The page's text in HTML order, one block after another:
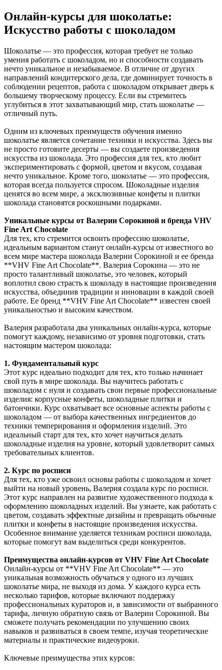
Онлайн-курсы для шоколатье:
Искусство работы с шоколадом
Шоколатье — это профессия, которая требует не только
умения работать с шоколадом, но и способности создавать
нечто уникальное и незабываемое. В отличие от других
направлений кондитерского дела, где доминирует точность в
соблюдении рецептов, работа с шоколадом открывает дверь к
большему творческому процессу. Если вы стремитесь
углубиться в этот захватывающий мир, стать шоколатье —
отличный путь.
Одним из ключевых преимуществ обучения именно
шоколатье является сочетание техники и искусства. Здесь вы
не просто готовите десерты — вы создаете произведения
искусства из шоколада. Это профессия для тех, кто любит
экспериментировать с формой, цветом и вкусом, создавая
нечто уникальное. Кроме того, шоколатье — это профессия,
которая всегда пользуется спросом. Шоколадные изделия
ценятся во всем мире, а эксклюзивные конфеты и плитки
шоколада становятся роскошными подарками.
Уникальные курсы от Валерии Сорокиной и бренда VHV
Fine Art Chocolate
Для тех, кто стремится освоить профессию шоколатье,
идеальным вариантом станут онлайн-курсы от известного во
всем мире мастера шоколада Валерии Сорокиной и ее бренда
**VHV Fine Art Chocolate**. Валерия Сорокина — это не
просто талантливый шоколатье, это человек, который
воплотил свою страсть к шоколаду в настоящие произведения
искусства, объединив традиции и инновации в каждой своей
работе. Ее бренд **VHV Fine Art Chocolate** известен своей
уникальностью и высоким качеством.
Валерия разработала два уникальных онлайн-курса, которые
помогут каждому, независимо от уровня подготовки, стать
настоящим мастером шоколада:
1. Фундаментальный курс
Этот курс идеально подходит для тех, кто только начинает
свой путь в мире шоколада. Вы научитесь работать с
шоколадом с нуля и создавать свои первые профессиональные
изделия: корпусные конфеты, шоколадные плитки и
батончики. Курс охватывает все основные аспекты работы с
шоколадом — от выбора качественных ингредиентов до
техники темперирования и оформления изделий. Это
идеальный старт для тех, кто хочет научиться делать
шоколадные изделия на уровне, который удовлетворит самых
требовательных клиентов.
2. Курс по росписи
Для тех, кто уже освоил основы работы с шоколадом и хочет
выйти на новый уровень, Валерия создала курс по росписи.
Этот курс направлен на развитие художественного подхода к
оформлению шоколадных изделий. Вы узнаете, как работать с
цветом, создавать эффектные дизайны и превращать обычные
плитки и конфеты в настоящие произведения искусства.
Особенное внимание уделяется техникам росписи шоколада,
которые помогут вам выделиться среди конкурентов.
Преимущества онлайн-курсов от VHV Fine Art Chocolate
Онлайн-курсы от **VHV Fine Art Chocolate** — это
уникальная возможность обучаться у одного из лучших
шоколатье мира, не выходя из дома. У каждого курса есть
несколько тарифов, которые включают поддержку
профессиональных кураторов и, в зависимости от выбранного
тарифа, личную обратную связь от Валерии Сорокиной. Вы
сможете получать рекомендации по улучшению своих
навыков и развиваться в своем темпе, изучая теоретические
материалы и практические видеоуроки.
Ключевые преимущества этих курсов: